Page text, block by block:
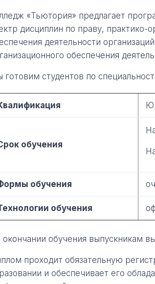
«Тьютория» предлагает
дисциплин по праву, практико-
деятельности
обеспечения
готовим студентов по
обучения
обучения
обучения
окончании обучения выпускникам
проходит обязательную
и обеспечивает его